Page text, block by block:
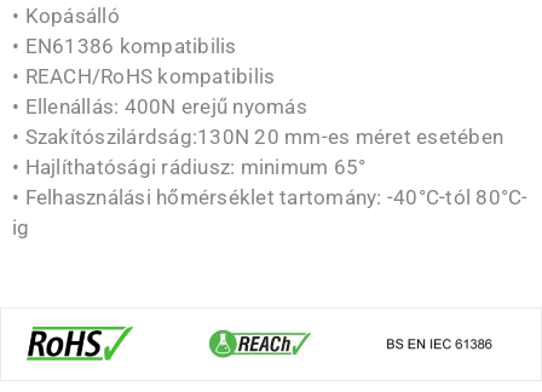
• Kopásálló
• EN61386 kompatibilis
• REACH/RoHS kompatibilis
• Ellenállás: 400N erejű nyomás
• Szakítószilárdság:130N 20 mm-es méret esetében
• Hajlíthatósági rádiusz: minimum 65°
• Felhasználási hőmérséklet tartomány: -40°C-tól 80°C-
ig